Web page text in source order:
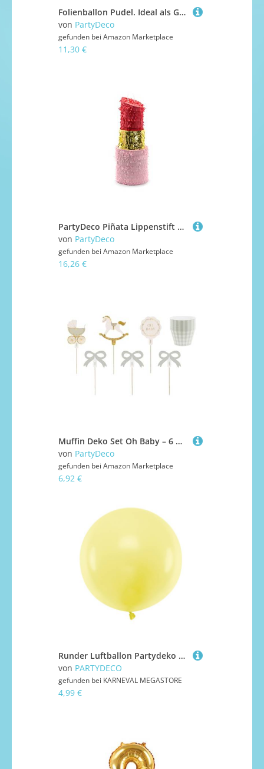
Folienballon Pudel. Ideal als Geschenk oder zur Partydekoration. Heliumballon, für Valentinstag, Party, Geschenk. Romantische Dekoration.
von PartyDeco
gefunden bei Amazon Marketplace
11,30 €
PartyDeco Piñata Lippenstift 20x54x20cm Geburtstag Valentinstag Party Familientreffen
von PartyDeco
gefunden bei Amazon Marketplace
16,26 €
Muffin Deko Set Oh Baby – 6 Muffinförmchen grün kariert & 6 Topper mit Holzstäbchen, Höhe Papier 5,2–9 cm, Stäbchen 10 cm, Dekoration für Baby Shower, DIY Montage Muffin Cupcake Picker
von PartyDeco
gefunden bei Amazon Marketplace
6,92 €
Runder Luftballon Partydeko gelb 60 cm
von PARTYDECO
gefunden bei KARNEVAL MEGASTORE
4,99 €